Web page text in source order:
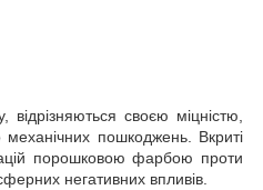
відрізняються своєю міцністю,
механічних пошкоджень. Вкриті
порошковою фарбою проти
негативних впливів.